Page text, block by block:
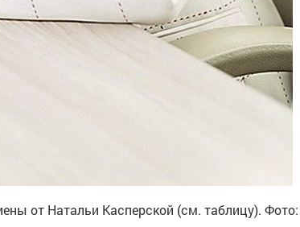
от Натальи Касперской (см. таблицу). Фото: